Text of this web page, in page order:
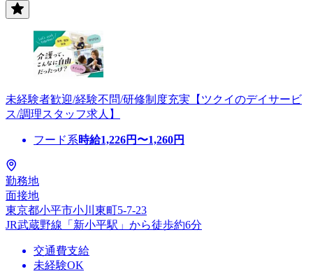
未経験者歓迎/経験不問/研修制度充実【ツクイのデイサービ
ス/調理スタッフ求人】
フード系時給1,226円〜1,260円
勤務地
面接地
東京都小平市小川東町5-7-23
JR武蔵野線「新小平駅」から徒歩約6分
交通費支給
未経験OK